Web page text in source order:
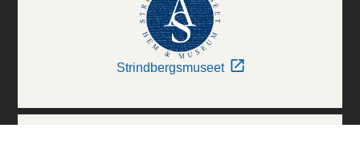
Strindbergsmuseet